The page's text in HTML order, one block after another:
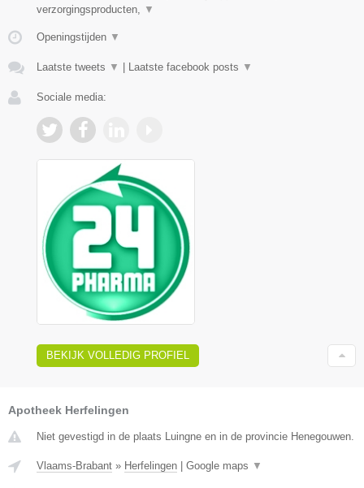
verzorgingsproducten,
▼
Openingstijden ▼
Laatste tweets ▼ Laatste facebook posts ▼
Sociale media:
BEKIJK VOLLEDIG PROFIEL
Apotheek Herfelingen
Niet gevestigd in de plaats Luingne en in de provincie Henegouwen.
Vlaams-Brabant » Herfelingen Google maps ▼